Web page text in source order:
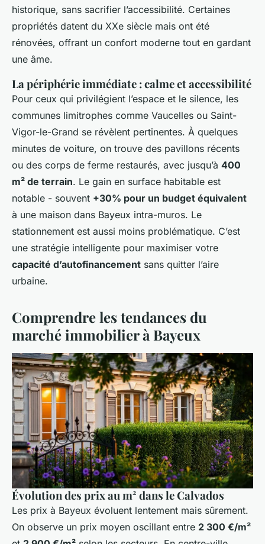
historique, sans sacrifier l’accessibilité. Certaines
propriétés datent du XXe siècle mais ont été
rénovées, offrant un confort moderne tout en gardant
une âme.
La périphérie immédiate : calme et accessibilité
Pour ceux qui privilégient l’espace et le silence, les
communes limitrophes comme Vaucelles ou Saint-
Vigor-le-Grand se révèlent pertinentes. À quelques
minutes de voiture, on trouve des pavillons récents
ou des corps de ferme restaurés, avec jusqu’à 400
m² de terrain. Le gain en surface habitable est
notable - souvent +30% pour un budget équivalent
à une maison dans Bayeux intra-muros. Le
stationnement est aussi moins problématique. C’est
une stratégie intelligente pour maximiser votre
capacité d’autofinancement sans quitter l’aire
urbaine.
Comprendre les tendances du
marché immobilier à Bayeux
Évolution des prix au m² dans le Calvados
Les prix à Bayeux évoluent lentement mais sûrement.
On observe un prix moyen oscillant entre 2 300 €/m²